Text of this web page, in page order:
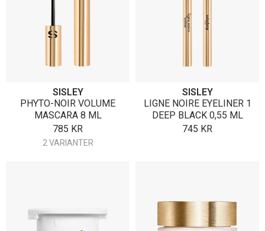
SISLEY
PHYTO-NOIR VOLUME
MASCARA 8 ML
785 KR
2 VARIANTER
SISLEY
LIGNE NOIRE EYELINER 1
DEEP BLACK 0,55 ML
745 KR